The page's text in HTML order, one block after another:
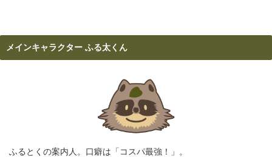
メインキャラクター ふる太くん
ふるとくの案内人。口癖は「コスパ最強！」。